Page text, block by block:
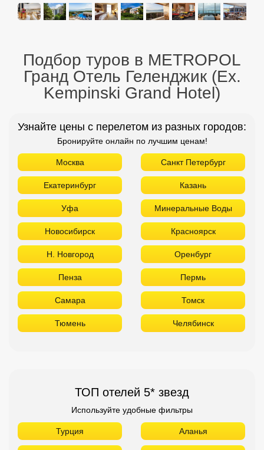
Подбор туров в METROPOL
Гранд Отель Геленджик (Ex.
Kempinski Grand Hotel)
Узнайте цены с перелетом из разных городов:
Бронируйте онлайн по лучшим ценам!
Москва Санкт Петербург
Екатеринбург Казань
Уфа Минеральные Воды
Новосибирск Красноярск
Н. Новгород Оренбург
Пенза Пермь
Самара Томск
Тюмень Челябинск
ТОП отелей 5* звезд
Используйте удобные фильтры
Турция Аланья